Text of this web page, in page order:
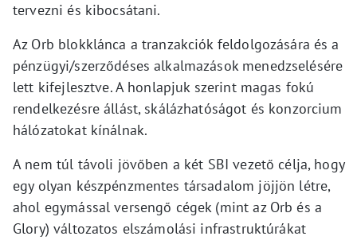
tervezni és kibocsátani.
Az Orb blokklánca a tranzakciók feldolgozására és a
pénzügyi/szerződéses alkalmazások menedzselésére
lett kifejlesztve. A honlapjuk szerint magas fokú
rendelkezésre állást, skálázhatóságot és konzorcium
hálózatokat kínálnak.
A nem túl távoli jövőben a két SBI vezető célja, hogy
egy olyan készpénzmentes társadalom jöjjön létre,
ahol egymással versengő cégek (mint az Orb és a
Glory) változatos elszámolási infrastruktúrákat